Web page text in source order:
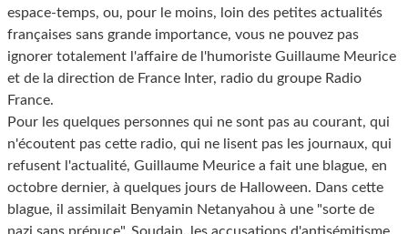
espace-temps, ou, pour le moins, loin des petites actualités
françaises sans grande importance, vous ne pouvez pas
ignorer totalement l'affaire de l'humoriste Guillaume Meurice
et de la direction de France Inter, radio du groupe Radio
France.
Pour les quelques personnes qui ne sont pas au courant, qui
n'écoutent pas cette radio, qui ne lisent pas les journaux, qui
refusent l'actualité, Guillaume Meurice a fait une blague, en
octobre dernier, à quelques jours de Halloween. Dans cette
blague, il assimilait Benyamin Netanyahou à une "sorte de